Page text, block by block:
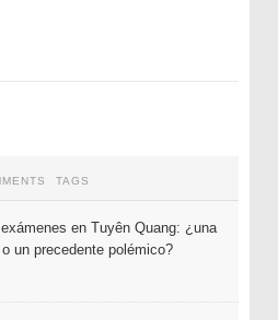
TAGS
en Tuyên Quang: ¿una
un precedente polémico?